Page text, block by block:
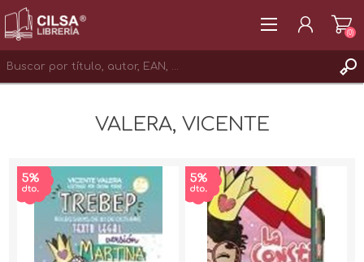
INICIAR SESIÓN
(0)
VALERA, VICENTE